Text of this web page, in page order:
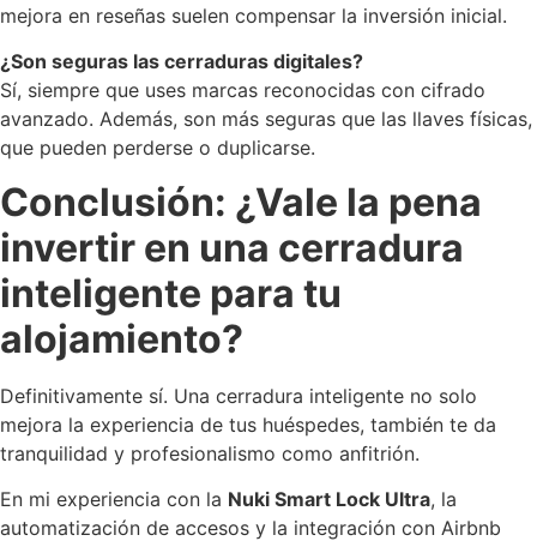
mejora en reseñas suelen compensar la inversión inicial.
¿Son seguras las cerraduras digitales?
Sí, siempre que uses marcas reconocidas con cifrado
avanzado. Además, son más seguras que las llaves físicas,
que pueden perderse o duplicarse.
Conclusión: ¿Vale la pena
invertir en una cerradura
inteligente para tu
alojamiento?
Definitivamente sí. Una cerradura inteligente no solo
mejora la experiencia de tus huéspedes, también te da
tranquilidad y profesionalismo como anfitrión.
En mi experiencia con la Nuki Smart Lock Ultra, la
automatización de accesos y la integración con Airbnb